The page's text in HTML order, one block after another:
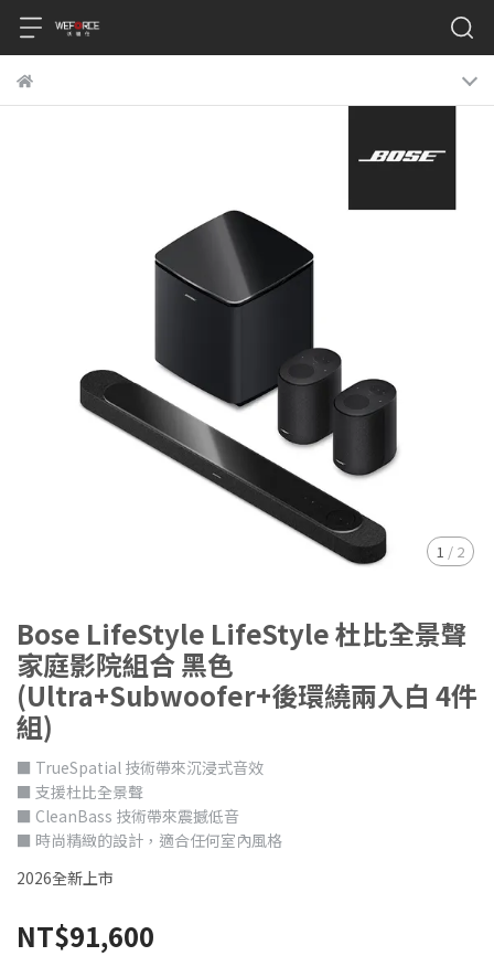
1 / 2
Bose LifeStyle LifeStyle 杜比全景聲
家庭影院組合 黑色
(Ultra+Subwoofer+後環繞兩入白 4件
組)
■ TrueSpatial 技術帶來沉浸式音效
■ 支援杜比全景聲
■ CleanBass 技術帶來震撼低音
■ 時尚精緻的設計，適合任何室內風格
2026全新上市
NT$91,600